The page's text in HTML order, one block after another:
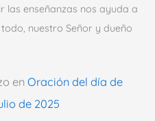
las enseñanzas nos ayuda a
nuestro Señor y dueño
en Oración del día de
de 2025